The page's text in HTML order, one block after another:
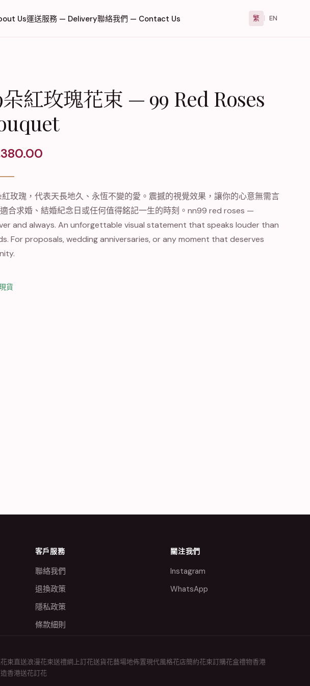
Us運送服務 — Delivery聯絡我們 — Contact Us 繁 | EN
朵紅玫瑰花束 — 99 Red Roses
玫瑰，代表天長地久、永恆不變的愛。震撼的視覺效果，讓你的心意無需言
合求婚、結婚紀念日或任何值得銘記一生的時刻。nn99 red roses —
and always. An unforgettable visual statement that speaks louder than
For proposals, wedding anniversaries, or any moment that deserves
貨
客戶服務
聯絡我們
退換政策
隱私政策
條款細則
關注我們
Instagram
WhatsApp
束直送浪漫花束送禮網上訂花送貨花藝場地佈置現代風格花店簡約花束訂購花盒禮物香港
香港送花訂花